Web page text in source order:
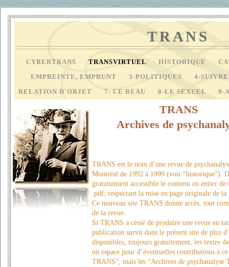
TRANS
CYBERTRANS TRANSVIRTUEL HISTORIQUE
EMPREINTE, EMPRUNT 3-POLITIQUES 4-
RELATION D'OBJET 7- LE BEAU 8-LE SEXUEL 9-
TRANS
Archives de
TRANS est le nom d’une revue de
Montréal de 1992 à 1999 (voir “historique”).
gratuitement accessible le contenu en entier
.pdf, respectant la mise en page originale de la
Ce nouveau site TRANS donne accès, tout
de la revue.
Si TRANS a cessé de produire une revue en
publication survit dans le présent site de plus
disponibles, toujours gratuitement, les textes
un espace pour d’éventuelles contributions à
TRANS”, mais les “Archives de psychanalyse